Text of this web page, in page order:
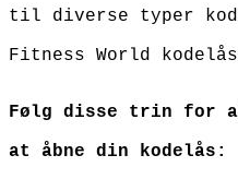
til diverse typer
Fitness World
Følg disse trin for
at åbne din kodelås: